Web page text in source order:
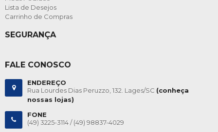
Lista de Desejos
Carrinho de Compras
SEGURANÇA
FALE CONOSCO
ENDEREÇO
Rua Lourdes Dias Peruzzo, 132. Lages/SC (conheça
nossas lojas)
FONE
(49) 3225-3114 /(49) 98837-4029